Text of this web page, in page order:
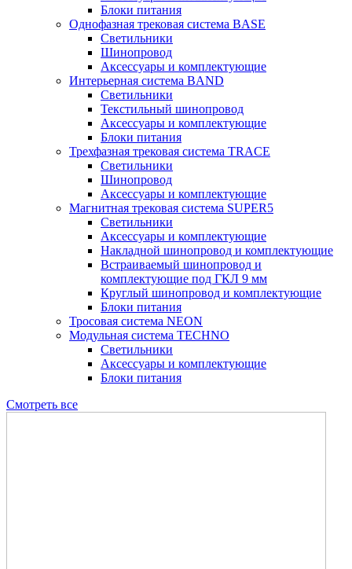
Блоки питания
Однофазная трековая система BASE
Светильники
Шинопровод
Аксессуары и комплектующие
Интерьерная система BAND
Светильники
Текстильный шинопровод
Аксессуары и комплектующие
Блоки питания
Трехфазная трековая система TRACE
Светильники
Шинопровод
Аксессуары и комплектующие
Магнитная трековая система SUPER5
Светильники
Аксессуары и комплектующие
Накладной шинопровод и комплектующие
Встраиваемый шинопровод и
комплектующие под ГКЛ 9 мм
Круглый шинопровод и комплектующие
Блоки питания
Тросовая система NEON
Модульная система TECHNO
Светильники
Аксессуары и комплектующие
Блоки питания
Смотреть все